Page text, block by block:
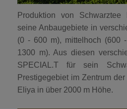
Produktion von Schwarztee
seine Anbaugebiete in
(0 - 600 m), mittelhoch (600
1300 m). Aus diesen
SPECIAL.T für sein
Prestigegebiet im Zentrum
Eliya in über 2000 m Höhe.